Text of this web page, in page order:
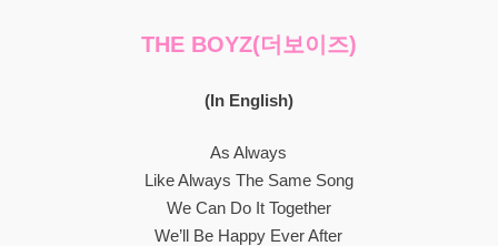
THE BOYZ(더보이즈)
(In English)
As Always
Like Always The Same Song
We Can Do It Together
We’ll Be Happy Ever After